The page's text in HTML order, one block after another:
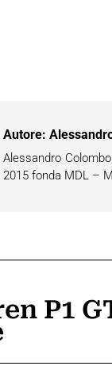
Autore:
Alessandro
2015 fonda MDL –
P1